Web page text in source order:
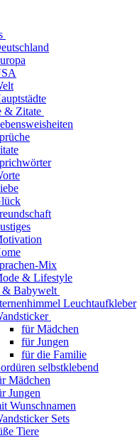
& Zitate
Mix
& Lifestyle
Babywelt
Leuchtaufkleber
für Mädchen
für Jungen
für die Familie
selbstklebend
Mädchen
Jungen
Wunschnamen
Sets
Tiere